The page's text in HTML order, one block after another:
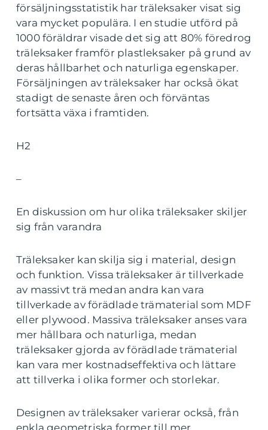
försäljningsstatistik har träleksaker visat sig
vara mycket populära. I en studie utförd på
1000 föräldrar visade det sig att 80% föredrog
träleksaker framför plastleksaker på grund av
deras hållbarhet och naturliga egenskaper.
Försäljningen av träleksaker har också ökat
stadigt de senaste åren och förväntas
fortsätta växa i framtiden.
H2
–
En diskussion om hur olika träleksaker skiljer
sig från varandra
Träleksaker kan skilja sig i material, design
och funktion. Vissa träleksaker är tillverkade
av massivt trä medan andra kan vara
tillverkade av förädlade trämaterial som MDF
eller plywood. Massiva träleksaker anses vara
mer hållbara och naturliga, medan
träleksaker gjorda av förädlade trämaterial
kan vara mer kostnadseffektiva och lättare
att tillverka i olika former och storlekar.
Designen av träleksaker varierar också, från